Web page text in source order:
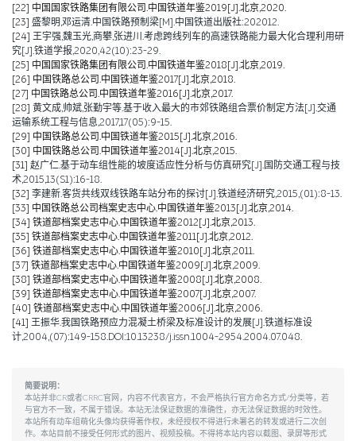
[22] 中国国家铁路集团有限公司.中国铁道年鉴2019[J].北京,2020.
[23] 盛黎明,邓运清.中国铁路预制梁[M].中国铁道出版社:202012.
[24] 王宇强,魏玉光,商攀,张进川.考虑跨线列车的高速铁路能力最大化合理利用研
究[J].铁道学报,2020,42(10):23-29.
[25] 中国国家铁路集团有限公司.中国铁道年鉴2018[J].北京,2019.
[26] 中国铁路总公司.中国铁道年鉴2017[J].北京,2018.
[27] 中国铁路总公司.中国铁道年鉴2016[J].北京,2017.
[28] 黄文成,帅斌,张勤宇等.基于收入最大的市郊铁路组合票价制定方法[J].交通
运输系统工程与信息,2017,17(05):9-15.
[29] 中国铁路总公司.中国铁道年鉴2015[J].北京,2016.
[30] 中国铁路总公司.中国铁道年鉴2014[J].北京,2015.
[31] 赵广仁.基于动车组性能的坡度适应性分析与仿真研究[J].国防交通工程与技
术,2015,13(S1):16-18.
[32] 李建新.客货共线双线铁路车站分布的探讨[J].铁道经济研究,2015,(01):8-13.
[33] 中国铁路总公司档案史志中心.中国铁道年鉴2013[J].北京,2014.
[34] 铁道部档案史志中心.中国铁道年鉴2012[J].北京,2013.
[35] 铁道部档案史志中心.中国铁道年鉴2011[J].北京,2012.
[36] 铁道部档案史志中心.中国铁道年鉴2010[J].北京,2011.
[37] 铁道部档案史志中心.中国铁道年鉴2009[J].北京,2009.
[38] 铁道部档案史志中心.中国铁道年鉴2008[J].北京,2008.
[39] 铁道部档案史志中心.中国铁道年鉴2007[J].北京,2007.
[40] 铁道部档案史志中心.中国铁道年鉴2006[J].北京,2006.
[41] 王振华.我国铁路预应力混凝土桥梁及标准设计的发展[J].铁道标准设
计,2004,(07):149-158.DOI:10.13238/j.issn.1004-2954.2004.07.048.
简要说明：
本站并非CR或者CRRC官网，内容不代表官方，不会严格执行官方命名方式/分类等，若
与官方不一致，不属于错误。本站无法保证数据的准确性，亦无法保证数据的时效性。
本站所有动车组萌化头像均获得著作权，未经授权不得进行未署名的转发或进行二次创
作。本站目前不接受任何形式的图片、视频投稿。不得将本站内容以截图、录屏等形式